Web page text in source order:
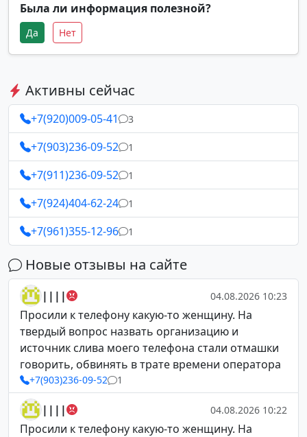
Была ли информация полезной?
Да Нет
Активны сейчас
+7(920)009-05-41 3
+7(903)236-09-52 1
+7(911)236-09-52 1
+7(924)404-62-24 1
+7(961)355-12-96 1
Новые отзывы на сайте
|||| 04.08.2026 10:23
Просили к телефону какую-то женщину. На
твердый вопрос назвать организацию и
источник слива моего телефона стали отмашки
говорить, обвинять в трате времени оператора
+7(903)236-09-52 1
|||| 04.08.2026 10:22
Просили к телефону какую-то женщину. На